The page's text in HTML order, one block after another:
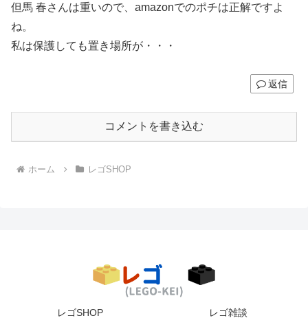
但馬 春さんは重いので、amazonでのポチは正解ですよ
ね。
私は保護しても置き場所が・・・
返信
コメントを書き込む
ホーム レゴSHOP
レゴSHOP
レゴ雑談